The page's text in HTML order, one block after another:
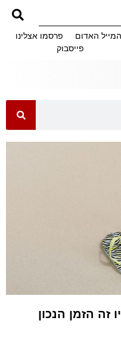
המייל האדום
פרסמו אצלינו
פייסבוק
זה הזמן הנכון